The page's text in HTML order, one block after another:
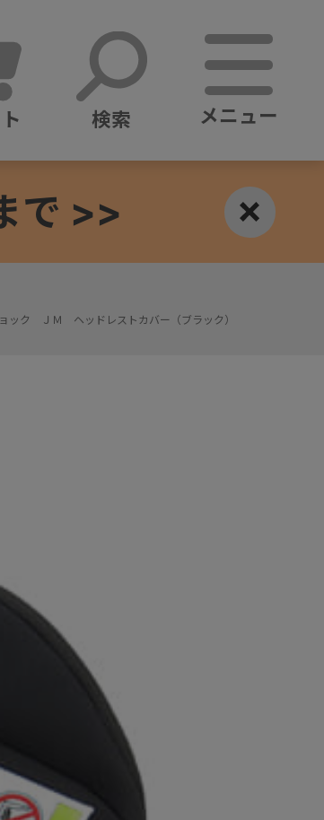
検索 メニュー
で >>
ク ＪＭ ヘッドレストカバー（ブラック）